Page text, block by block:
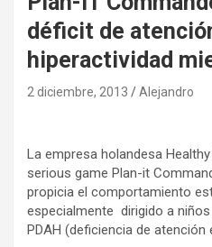
déficit de
hiperactividad
2 diciembre, 2013 Alejandro
La empresa holandesa
serious game Plan-it
propicia el comportamiento
especialmente dirigido a
PDAH (deficiencia de atención